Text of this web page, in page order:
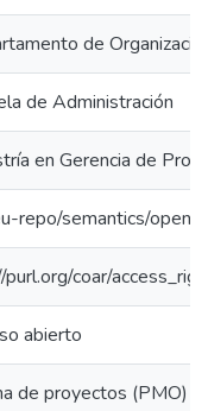
de
de Administración
en Gerencia de
repo/semantics/
coar/
abierto
de proyectos (PMO)